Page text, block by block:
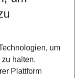
um
halten.
Plattform